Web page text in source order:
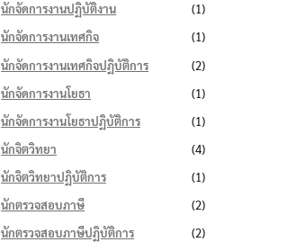
นักจัดการงานปฏิบัติงาน
(1)
นักจัดการงานเทศกิจ
(1)
นักจัดการงานเทศกิจปฏิบัติการ
(2)
นักจัดการงานโยธา
(1)
นักจัดการงานโยธาปฏิบัติการ
(1)
นักจิตวิทยา
(4)
นักจิตวิทยาปฏิบัติการ
(1)
นักตรวจสอบภาษี
(2)
นักตรวจสอบภาษีปฏิบัติการ
(2)